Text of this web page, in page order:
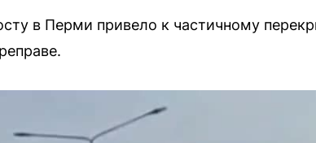
в Перми привело к частичному